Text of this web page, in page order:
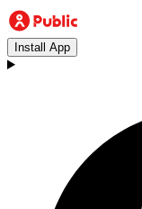
Install App